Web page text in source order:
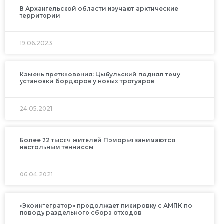
В Архангельской области изучают арктические
территории
19.06.2023
Камень преткновения: Цыбульский поднял тему
установки бордюров у новых тротуаров
24.05.2021
Более 22 тысяч жителей Поморья занимаются
настольным теннисом
06.04.2021
«Экоинтегратор» продолжает пикировку с АМПК по
поводу раздельного сбора отходов